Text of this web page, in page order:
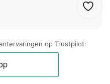
op Trustpilot: